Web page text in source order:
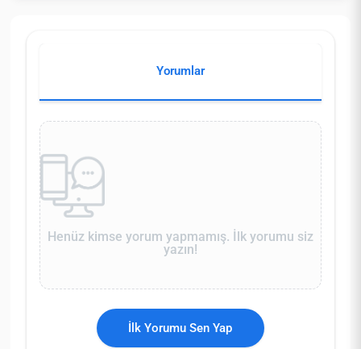
Yorumlar
Henüz kimse yorum yapmamış. İlk yorumu siz
yazın!
İlk Yorumu Sen Yap